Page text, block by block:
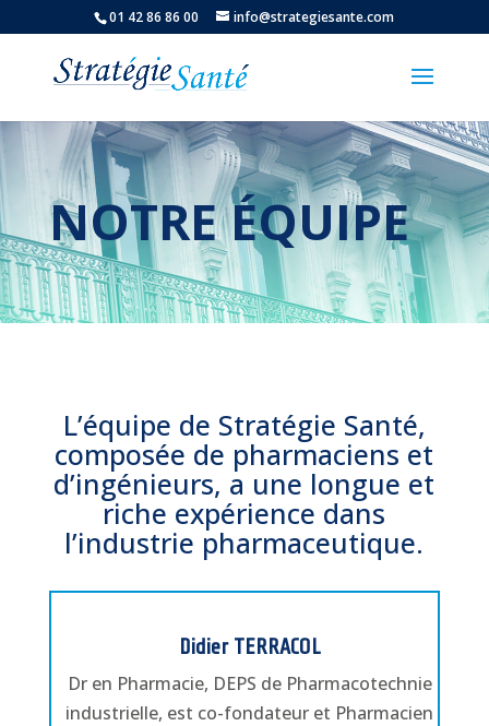
01 42 86 86 00 info@strategiesante.com
NOTRE ÉQUIPE
L’équipe de Stratégie Santé,
composée de pharmaciens et
d’ingénieurs, a une longue et
riche expérience dans
l’industrie pharmaceutique.
Didier TERRACOL
Dr en Pharmacie, DEPS de Pharmacotechnie
industrielle, est co-fondateur et Pharmacien